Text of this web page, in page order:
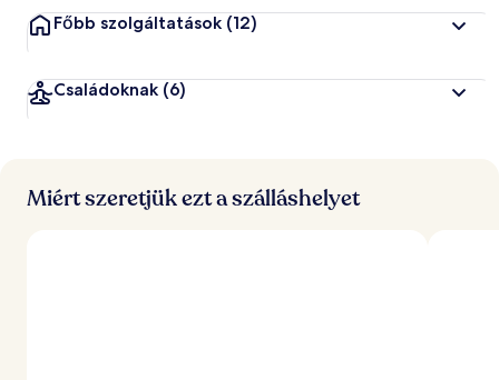
Főbb szolgáltatások (12)
Családoknak (6)
Miért szeretjük ezt a szálláshelyet